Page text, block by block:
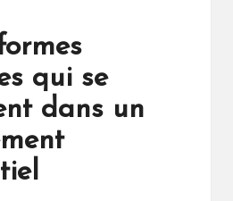
qui se
dans un